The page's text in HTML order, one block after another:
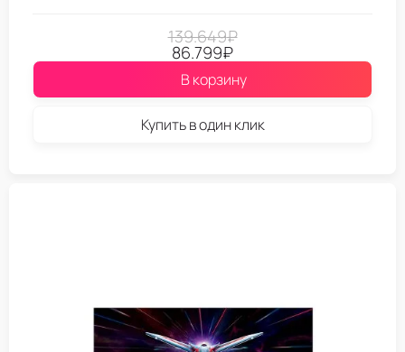
139.649₽
86.799₽
В корзину
Купить в один клик